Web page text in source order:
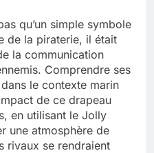
qu’un simple symbole
de la piraterie, il était
la communication
Comprendre ses
le contexte marin
de ce drapeau
en utilisant le Jolly
une atmosphère de
rivaux se rendraient